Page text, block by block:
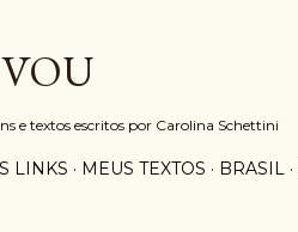
e textos escritos por Carolina Schettini
LINKS MEUS TEXTOS BRASIL